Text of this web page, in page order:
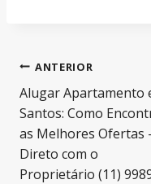
de
Post
ANTERIOR
Alugar Apartamento
Santos: Como
as Melhores Ofertas
Direto com o
Proprietário (11)